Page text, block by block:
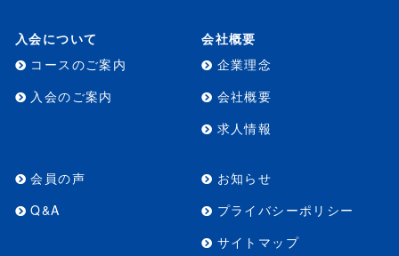
入会について
コースのご案内
入会のご案内
会社概要
企業理念
会社概要
求人情報
会員の声
Q&A
お知らせ
プライバシーポリシー
サイトマップ